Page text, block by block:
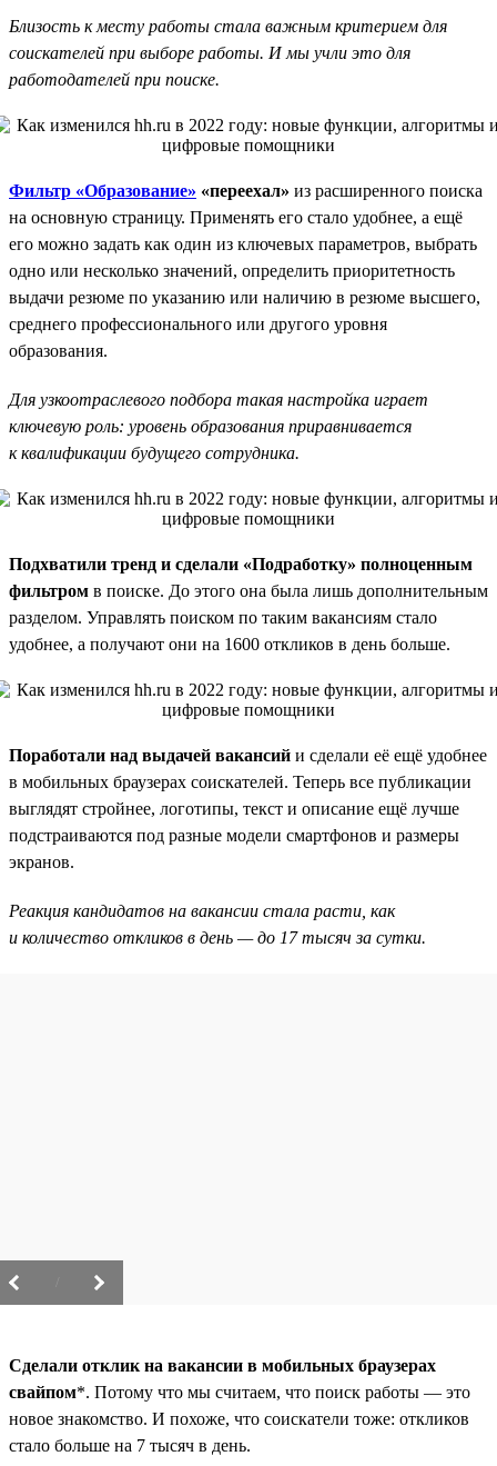
Близость к месту работы стала важным критерием для
соискателей при выборе работы. И мы учли это для
работодателей при поиске.
Фильтр «Образование» «переехал» из расширенного поиска
на основную страницу. Применять его стало удобнее, а ещё
его можно задать как один из ключевых параметров, выбрать
одно или несколько значений, определить приоритетность
выдачи резюме по указанию или наличию в резюме высшего,
среднего профессионального или другого уровня
образования.
Для узкоотраслевого подбора такая настройка играет
ключевую роль: уровень образования приравнивается
к квалификации будущего сотрудника.
Подхватили тренд и сделали «Подработку» полноценным
фильтром в поиске. До этого она была лишь дополнительным
разделом. Управлять поиском по таким вакансиям стало
удобнее, а получают они на 1600 откликов в день больше.
Поработали над выдачей вакансий и сделали её ещё удобнее
в мобильных браузерах соискателей. Теперь все публикации
выглядят стройнее, логотипы, текст и описание ещё лучше
подстраиваются под разные модели смартфонов и размеры
экранов.
Реакция кандидатов на вакансии стала расти, как
и количество откликов в день — до 17 тысяч за сутки.
Сделали отклик на вакансии в мобильных браузерах
свайпом*. Потому что мы считаем, что поиск работы — это
новое знакомство. И похоже, что соискатели тоже: откликов
стало больше на 7 тысяч в день.